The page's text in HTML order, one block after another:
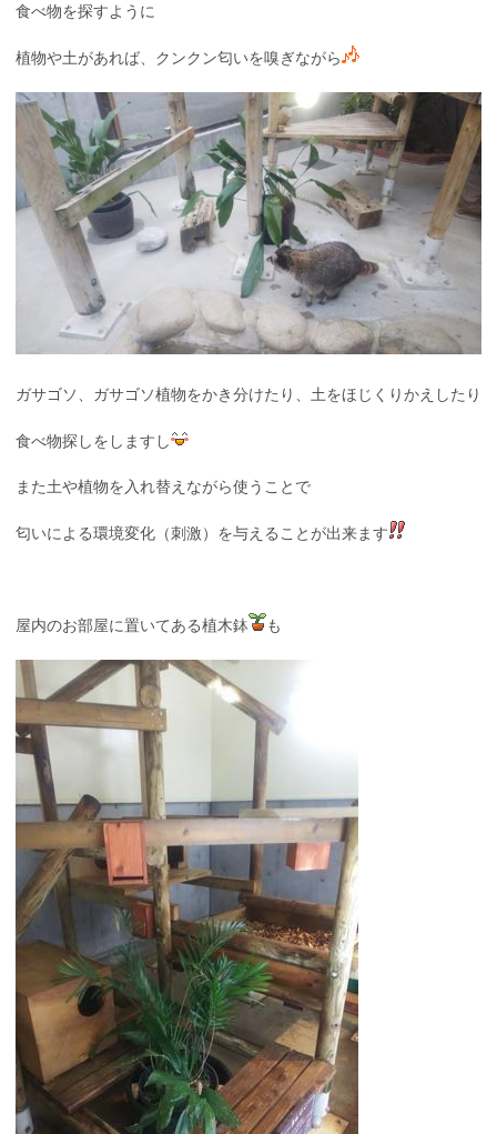
食べ物を探すように
植物や土があれば、クンクン匂いを嗅ぎながら
ガサゴソ、ガサゴソ植物をかき分けたり、土をほじくりかえしたり
食べ物探しをしますし
また土や植物を入れ替えながら使うことで
匂いによる環境変化（刺激）を与えることが出来ます
屋内のお部屋に置いてある植木鉢 も